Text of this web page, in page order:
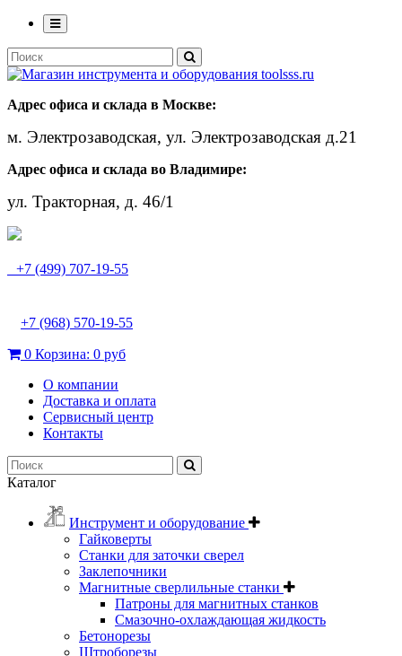
Адрес офиса и склада в Москве:
м. Электрозаводская, ул. Электрозаводская д.21
Адрес офиса и склада во Владимире:
ул. Тракторная, д. 46/1
+7 (499) 707-19-55
+7 (968) 570-19-55
0 Корзина: 0 руб
О компании
Доставка и оплата
Сервисный центр
Контакты
Каталог
Инструмент и оборудование
Гайковерты
Станки для заточки сверел
Заклепочники
Магнитные сверлильные станки
Патроны для магнитных станков
Смазочно-охлаждающая жидкость
Бетонорезы
Штроборезы